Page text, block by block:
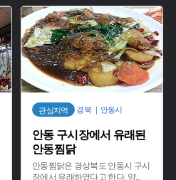
관심지역 경북 ｜안동시
안동 구시장에서 유래된
안동찜닭
안동찜닭은 경상북도 안동시 구시
장에서 유래하였다고 한다. 양...